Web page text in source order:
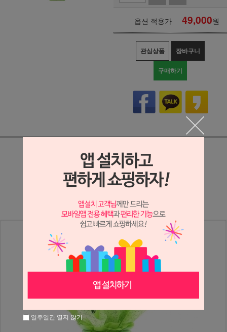
옵션 적용가 49,000원
관심상품 장바구니
구매하기
상세정보 새창 열기
일주일간 열지 않기